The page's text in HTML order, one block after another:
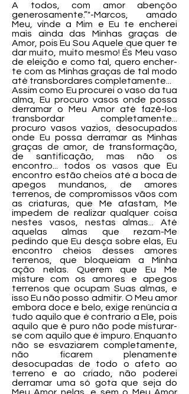
A todos, com amor abençôo
generosamente.”"-Marcos, amado
Meu, vinde a Mim e Eu te encherei
mais ainda das Minhas graças de
Amor, pois Eu Sou Aquele que quer te
dar muito, muito mesmo! És Meu vaso
de eleição e como tal, quero encher-
te com as Minhas graças de tal modo
até transbordares completamente...
Assim como Eu procurei o vaso da tua
alma, Eu procuro vasos onde possa
derramar o Meu Amor até fazê-los
transbordar completamente...
procuro vasos vazios, desocupados
onde Eu possa derramar as Minhas
graças de amor, de transformação,
de santificação, mas não os
encontro... todos os vasos que Eu
encontro estão cheios até a boca de
apegos mundanos, de amores
terrenos, de compromissos vãos com
as criaturas, que Me afastam, Me
impedem de realizar qualquer coisa
nestes vasos, nestas almas... Até
aquelas almas que rezam-Me
pedindo que Eu desça sobre elas, Eu
encontro cheios desses amores
terrenos, que bloqueiam a Minha
ação nelas. Querem que Eu Me
misture com os amores e apegos
terrenos que ocupam Suas almas, e
isso Eu não posso admitir. O Meu amor
embora doce e belo, exige renúncia a
tudo aquilo que é contrario a Ele, pois
aquilo que é puro não pode misturar-
se com aquilo que é impuro. Enquanto
não se esvaziarem completamente,
não ficarem plenamente
desocupadas de todo o afeto ao
terreno e ao criado, não poderei
derramar uma só gota que seja do